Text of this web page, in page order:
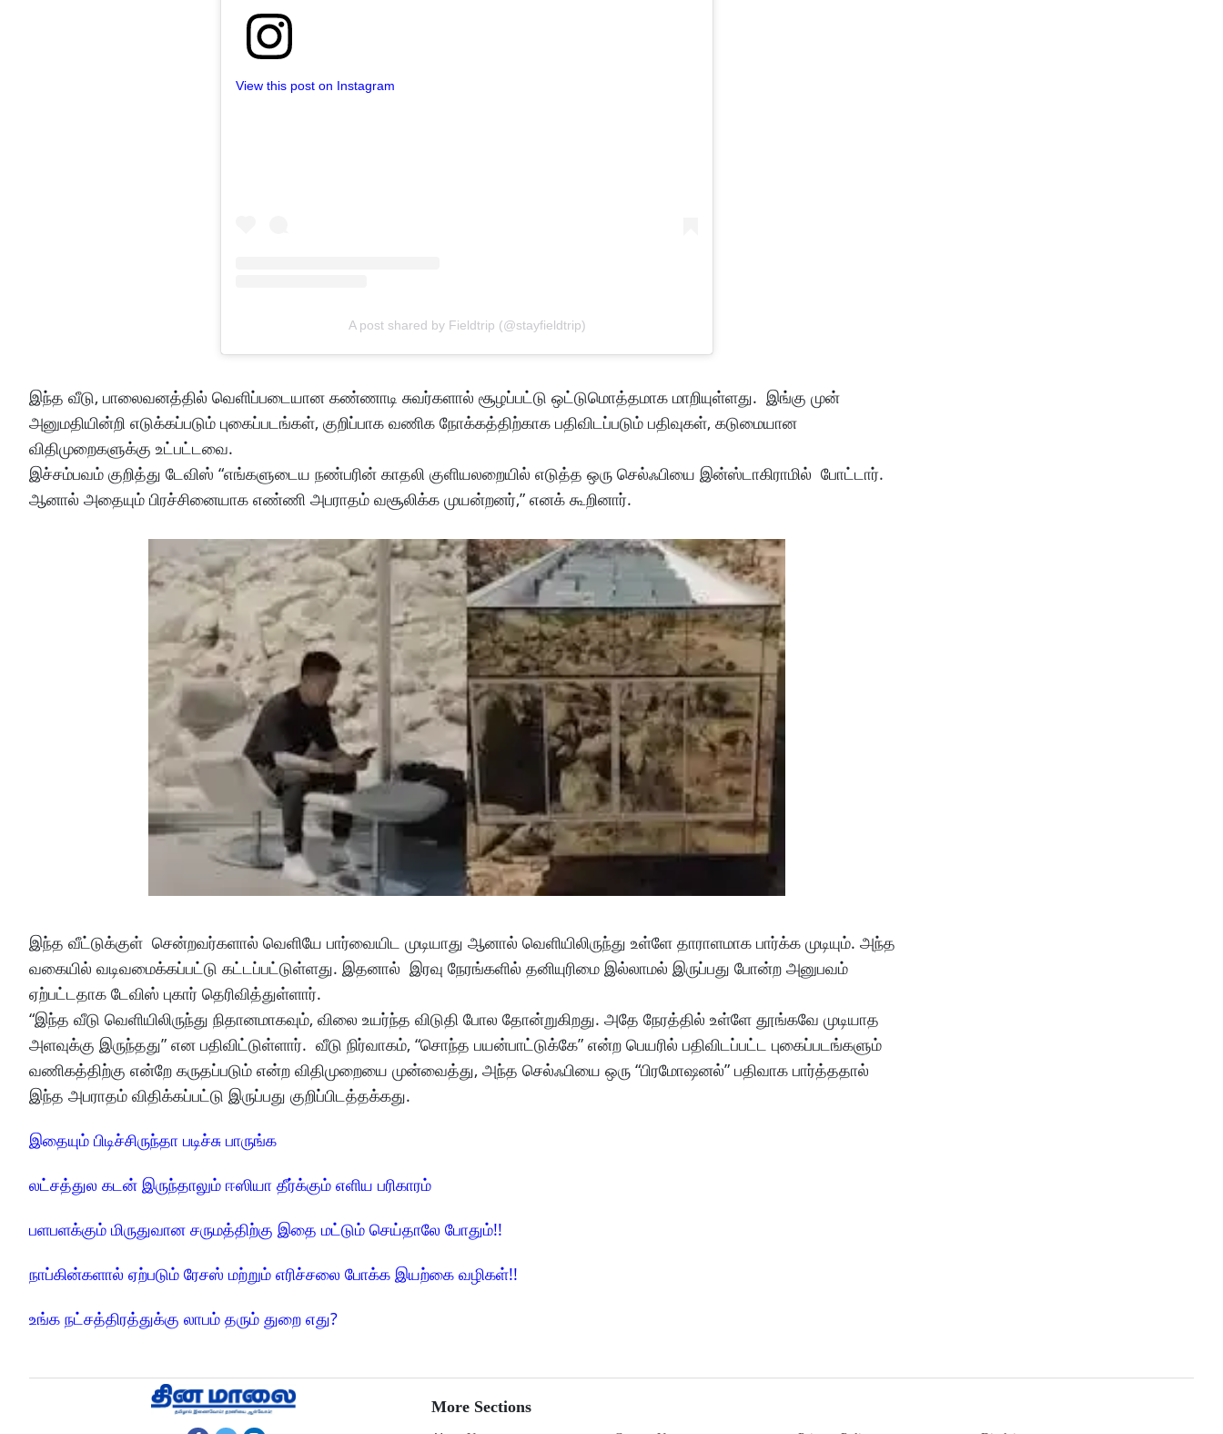
View this post on Instagram
A post shared by Fieldtrip (@stayfieldtrip)
இந்த வீடு, பாலைவனத்தில் வெளிப்படையான கண்ணாடி சுவர்களால் சூழப்பட்டு ஒட்டுமொத்தமாக மாறியுள்ளது. இங்கு முன்
அனுமதியின்றி எடுக்கப்படும் புகைப்படங்கள், குறிப்பாக வணிக நோக்கத்திற்காக பதிவிடப்படும் பதிவுகள், கடுமையான
விதிமுறைகளுக்கு உட்பட்டவை.
இச்சம்பவம் குறித்து டேவிஸ் “எங்களுடைய நண்பரின் காதலி குளியலறையில் எடுத்த ஒரு செல்ஃபியை இன்ஸ்டாகிராமில் போட்டார்.
ஆனால் அதையும் பிரச்சினையாக எண்ணி அபராதம் வசூலிக்க முயன்றனர்,” எனக் கூறினார்.
இந்த வீட்டுக்குள் சென்றவர்களால் வெளியே பார்வையிட முடியாது ஆனால் வெளியிலிருந்து உள்ளே தாராளமாக பார்க்க முடியும். அந்த
வகையில் வடிவமைக்கப்பட்டு கட்டப்பட்டுள்ளது. இதனால் இரவு நேரங்களில் தனியுரிமை இல்லாமல் இருப்பது போன்ற அனுபவம்
ஏற்பட்டதாக டேவிஸ் புகார் தெரிவித்துள்ளார்.
“இந்த வீடு வெளியிலிருந்து நிதானமாகவும், விலை உயர்ந்த விடுதி போல தோன்றுகிறது. அதே நேரத்தில் உள்ளே தூங்கவே முடியாத
அளவுக்கு இருந்தது” என பதிவிட்டுள்ளார். வீடு நிர்வாகம், “சொந்த பயன்பாட்டுக்கே” என்ற பெயரில் பதிவிடப்பட்ட புகைப்படங்களும்
வணிகத்திற்கு என்றே கருதப்படும் என்ற விதிமுறையை முன்வைத்து, அந்த செல்ஃபியை ஒரு “பிரமோஷனல்” பதிவாக பார்த்ததால்
இந்த அபராதம் விதிக்கப்பட்டு இருப்பது குறிப்பிடத்தக்கது.
இதையும் பிடிச்சிருந்தா படிச்சு பாருங்க
லட்சத்துல கடன் இருந்தாலும் ஈஸியா தீர்க்கும் எளிய பரிகாரம்
பளபளக்கும் மிருதுவான சருமத்திற்கு இதை மட்டும் செய்தாலே போதும்!!
நாப்கின்களால் ஏற்படும் ரேசஸ் மற்றும் எரிச்சலை போக்க இயற்கை வழிகள்!!
உங்க நட்சத்திரத்துக்கு லாபம் தரும் துறை எது?
More Sections